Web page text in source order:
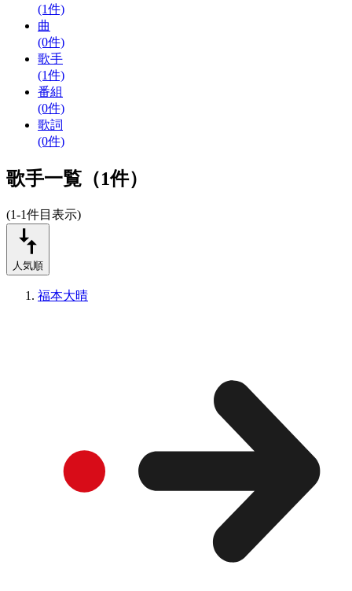
(1件)
曲
(0件)
歌手
(1件)
番組
(0件)
歌詞
(0件)
歌手一覧（1件）
(1-1件目表示)
人気順
福本大晴